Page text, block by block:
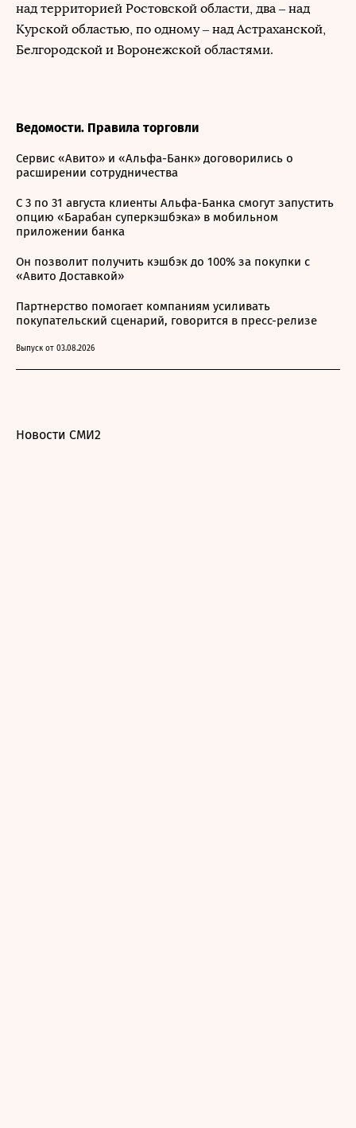
над территорией Ростовской области, два – над
Курской областью, по одному – над Астраханской,
Белгородской и Воронежской областями.
Ведомости. Правила торговли
Сервис «Авито» и «Альфа-Банк» договорились о
расширении сотрудничества
С 3 по 31 августа клиенты Альфа-Банка смогут запустить
опцию «Барабан суперкэшбэка» в мобильном
приложении банка
Он позволит получить кэшбэк до 100% за покупки с
«Авито Доставкой»
Партнерство помогает компаниям усиливать
покупательский сценарий, говорится в пресс-релизе
Выпуск от 03.08.2026
Новости СМИ2